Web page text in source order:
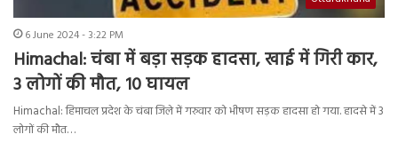
6 June 2024 - 3:22 PM
Himachal: चंबा में बड़ा सड़क हादसा, खाई में गिरी कार,
3 लोगों की मौत, 10 घायल
Himachal: हिमाचल प्रदेश के चंबा जिले में गरुवार को भीषण सड़क हादसा हो गया. हादसे में 3
लोगों की मौत…